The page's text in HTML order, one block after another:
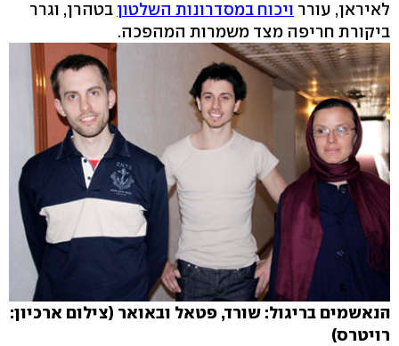
לאיראן, עורר ויכוח במסדרונות השלטון בטהרן, וגרר
ביקורת חריפה מצד משמרות המהפכה.
הנאשמים בריגול: שורד, פטאל ובאואר (צילום ארכיון:
רויטרס)